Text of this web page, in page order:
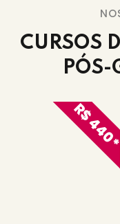
CURSOS
PÓS-
R$ 440*